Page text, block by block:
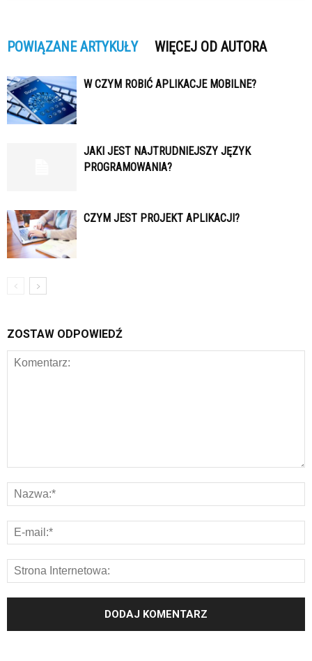
POWIĄZANE ARTYKUŁY WIĘCEJ OD AUTORA
W CZYM ROBIĆ APLIKACJE MOBILNE?
JAKI JEST NAJTRUDNIEJSZY JĘZYK
PROGRAMOWANIA?
CZYM JEST PROJEKT APLIKACJI?
ZOSTAW ODPOWIEDŹ